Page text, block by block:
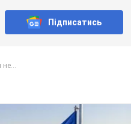
Підписатись
не...